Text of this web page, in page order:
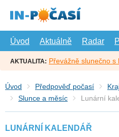
hlavní
Úvod
Aktuálně Radar
AKTUALITA: Převážně slunečno
Úvod Předpověď počasí
Slunce a měsíc
Lunární
LUNÁRNÍ KALENDÁŘ